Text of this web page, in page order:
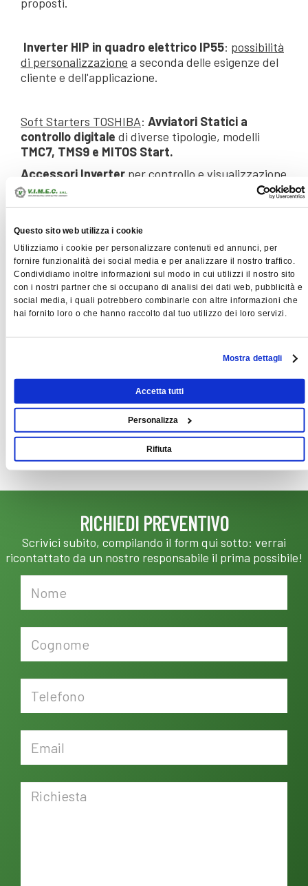
Questo sito web utilizza i cookie
Utilizziamo i cookie per personalizzare contenuti ed annunci, per
fornire funzionalità dei social media e per analizzare il nostro traffico.
Condividiamo inoltre informazioni sul modo in cui utilizzi il nostro sito
con i nostri partner che si occupano di analisi dei dati web, pubblicità e
social media, i quali potrebbero combinarle con altre informazioni che
hai fornito loro o che hanno raccolto dal tuo utilizzo dei loro servizi.
Mostra dettagli
Accetta tutti
Personalizza
Rifiuta
Inverter HIP in quadro elettrico IP55: possibilità
di personalizzazione a seconda delle esigenze del
cliente e dell'applicazione.
Soft Starters TOSHIBA: Avviatori Statici a
controllo digitale di diverse tipologie, modelli
TMC7, TMS9 e MITOS Start.
Accessori Inverter per controllo e visualizzazione
a display ottimizzati!
INVERTER
Inverter INVT
Inverter TOSHIBA
Accessori inverter: MITOS
RICHIEDI PREVENTIVO
Scrivici subito, compilando il form qui sotto: verrai
ricontattato da un nostro responsabile il prima possibile!